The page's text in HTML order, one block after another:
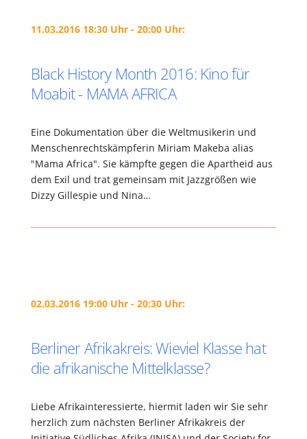
11.03.2016 18:30 Uhr - 20:00 Uhr:
Black History Month 2016: Kino für
Moabit - MAMA AFRICA
Eine Dokumentation über die Weltmusikerin und
Menschenrechtskämpferin Miriam Makeba alias
"Mama Africa". Sie kämpfte gegen die Apartheid aus
dem Exil und trat gemeinsam mit Jazzgrößen wie
Dizzy Gillespie und Nina…
02.03.2016 19:00 Uhr - 20:30 Uhr:
Berliner Afrikakreis: Wieviel Klasse hat
die afrikanische Mittelklasse?
Liebe Afrikainteressierte, hiermit laden wir Sie sehr
herzlich zum nächsten Berliner Afrikakreis der